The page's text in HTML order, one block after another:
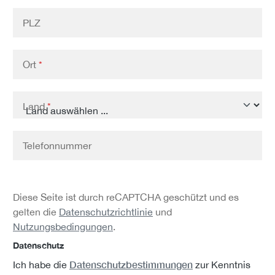
PLZ
Ort *
Land*
Telefonnummer
Diese Seite ist durch reCAPTCHA geschützt und es
gelten die Datenschutzrichtlinie und
Nutzungsbedingungen.
Datenschutz
Ich habe die Datenschutzbestimmungen zur Kenntnis